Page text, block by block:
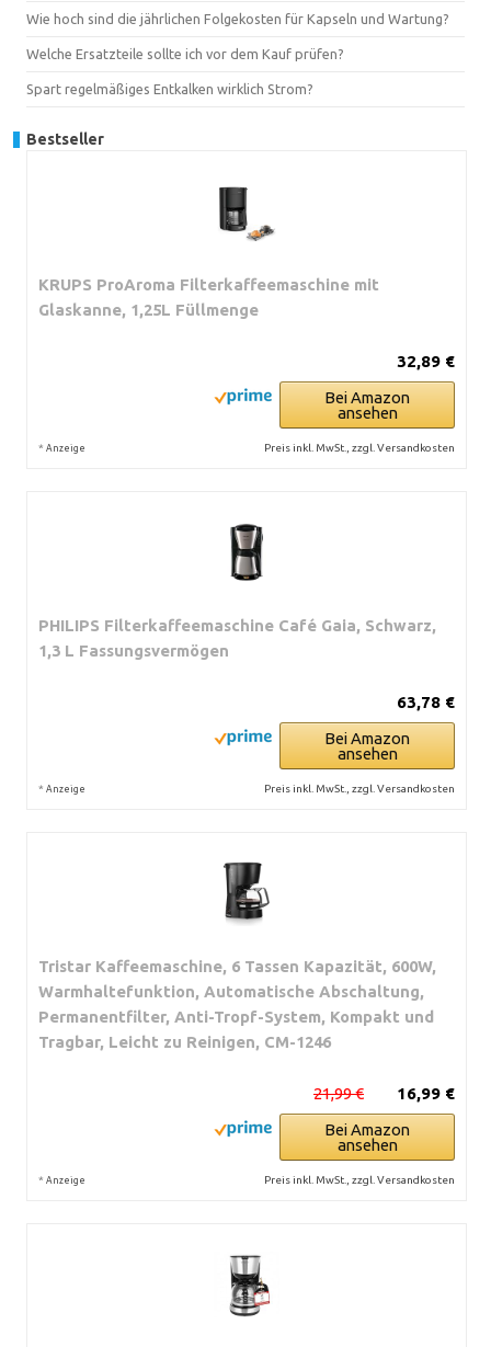
Wie hoch sind die jährlichen Folgekosten für Kapseln und Wartung?
Welche Ersatzteile sollte ich vor dem Kauf prüfen?
Spart regelmäßiges Entkalken wirklich Strom?
Bestseller
KRUPS ProAroma Filterkaffeemaschine mit
Glaskanne, 1,25L Füllmenge
32,89 €
Bei Amazon
ansehen
* Anzeige Preis inkl. MwSt., zzgl. Versandkosten
PHILIPS Filterkaffeemaschine Café Gaia, Schwarz,
1,3 L Fassungsvermögen
63,78 €
Bei Amazon
ansehen
* Anzeige Preis inkl. MwSt., zzgl. Versandkosten
Tristar Kaffeemaschine, 6 Tassen Kapazität, 600W,
Warmhaltefunktion, Automatische Abschaltung,
Permanentfilter, Anti-Tropf-System, Kompakt und
Tragbar, Leicht zu Reinigen, CM-1246
16,99 €
21,99 €
Bei Amazon
ansehen
* Anzeige Preis inkl. MwSt., zzgl. Versandkosten